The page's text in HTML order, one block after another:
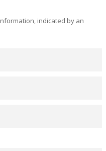
indicated by an